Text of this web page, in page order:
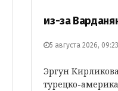
из-за
5 августа 2026, 09:23
Эргун
турецко-